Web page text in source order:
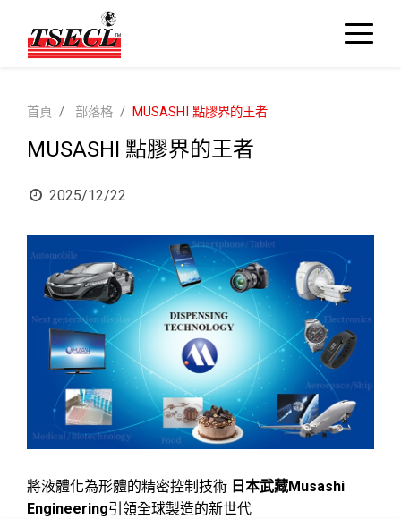
首頁 部落格 MUSASHI 點膠界的王者
MUSASHI 點膠界的王者
2025/12/22
將液體化為形體的精密控制技術 日本武藏Musashi
Engineering引領全球製造的新世代